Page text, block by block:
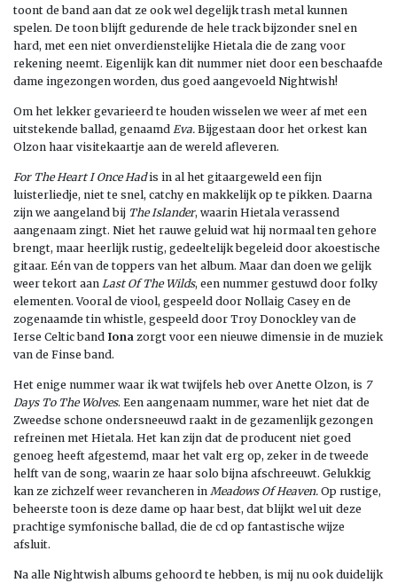
toont de band aan dat ze ook wel degelijk trash metal kunnen
spelen. De toon blijft gedurende de hele track bijzonder snel en
hard, met een niet onverdienstelijke Hietala die de zang voor
rekening neemt. Eigenlijk kan dit nummer niet door een beschaafde
dame ingezongen worden, dus goed aangevoeld Nightwish!
Om het lekker gevarieerd te houden wisselen we weer af met een
uitstekende ballad, genaamd Eva. Bijgestaan door het orkest kan
Olzon haar visitekaartje aan de wereld afleveren.
For The Heart I Once Hadis in al het gitaargeweld een fijn
luisterliedje, niet te snel, catchy en makkelijk op te pikken. Daarna
zijn we aangeland bij The Islander, waarin Hietala verassend
aangenaam zingt. Niet het rauwe geluid wat hij normaal ten gehore
brengt, maar heerlijk rustig, gedeeltelijk begeleid door akoestische
gitaar. Eén van de toppers van het album. Maar dan doen we gelijk
weer tekort aan Last Of The Wilds, een nummer gestuwd door folky
elementen. Vooral de viool, gespeeld door Nollaig Casey en de
zogenaamde tin whistle, gespeeld door Troy Donockley van de
Ierse Celtic band Iona zorgt voor een nieuwe dimensie in de muziek
van de Finse band.
Het enige nummer waar ik wat twijfels heb over Anette Olzon, is 7
Days To The Wolves. Een aangenaam nummer, ware het niet dat de
Zweedse schone ondersneeuwd raakt in de gezamenlijk gezongen
refreinen met Hietala. Het kan zijn dat de producent niet goed
genoeg heeft afgestemd, maar het valt erg op, zeker in de tweede
helft van de song, waarin ze haar solo bijna afschreeuwt. Gelukkig
kan ze zichzelf weer revancheren in Meadows Of Heaven. Op rustige,
beheerste toon is deze dame op haar best, dat blijkt wel uit deze
prachtige symfonische ballad, die de cd op fantastische wijze
afsluit.
Na alle Nightwish albums gehoord te hebben, is mij nu ook duidelijk